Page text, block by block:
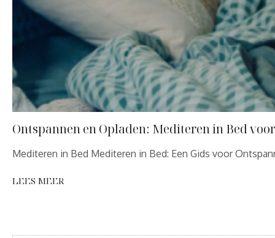
Ontspannen en Opladen: Mediteren in Bed
Mediteren in Bed Mediteren in Bed: Een Gids voor
LEES MEER